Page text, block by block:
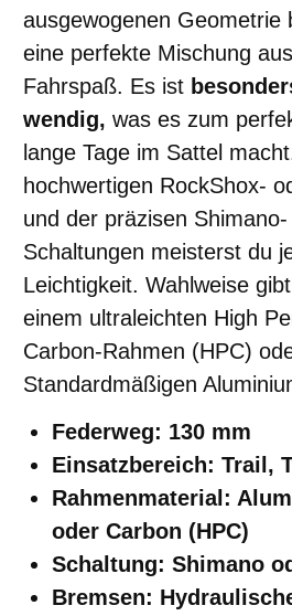
ausgewogenen Geometrie
eine perfekte Mischung
Fahrspaß. Es ist
wendig, was es zum
lange Tage im Sattel
hochwertigen RockShox-
und der präzisen
Schaltungen meisterst du
Leichtigkeit. Wahlweise
einem ultraleichten High
Carbon-Rahmen (HPC)
Standardmäßigen
Federweg: 130 mm
Einsatzbereich: Trail,
Rahmenmaterial:
oder Carbon (HPC)
Schaltung: Shimano
Bremsen: